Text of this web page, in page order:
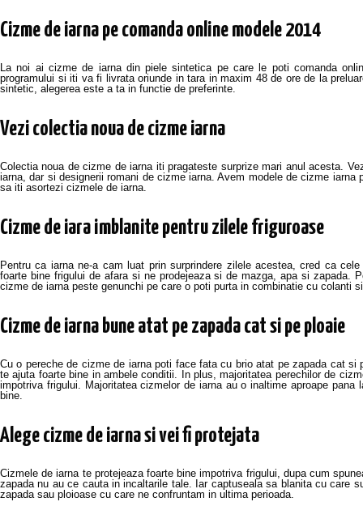
Cizme de iarna pe comanda online modele 2014
La noi ai cizme de iarna din piele sintetica pe care le poti comanda
programului si iti va fi livrata oriunde in tara in maxim 48 de ore de la
sintetic, alegerea este a ta in functie de preferinte.
Vezi colectia noua de cizme iarna
Colectia noua de cizme de iarna iti pragateste surprize mari anul acesta.
iarna, dar si designerii romani de cizme iarna. Avem modele de cizme
sa iti asortezi cizmele de iarna.
Cizme de iara imblanite pentru zilele friguroase
Pentru ca iarna ne-a cam luat prin surprindere zilele acestea, cred ca
foarte bine frigului de afara si ne prodejeaza si de mazga, apa si zapada.
cizme de iarna peste genunchi pe care o poti purta in combinatie cu colanti
Cizme de iarna bune atat pe zapada cat si pe ploaie
Cu o pereche de cizme de iarna poti face fata cu brio atat pe zapada cat
te ajuta foarte bine in ambele conditii. In plus, majoritatea perechilor de
impotriva frigului. Majoritatea cizmelor de iarna au o inaltime aproape
bine.
Alege cizme de iarna si vei fi protejata
Cizmele de iarna te protejeaza foarte bine impotriva frigului, dupa cum
zapada nu au ce cauta in incaltarile tale. Iar captuseala sa blanita cu care
zapada sau ploioase cu care ne confruntam in ultima perioada.